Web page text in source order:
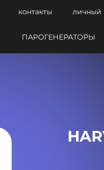
контакты личный
ПАРОГЕНЕРАТОРЫ